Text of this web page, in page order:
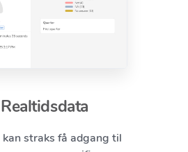
Realtidsdata
kan straks få adgang til